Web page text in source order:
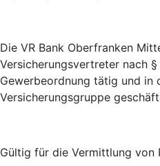
Die VR Bank Oberfranken
Versicherungsvertreter nach
Gewerbeordnung tätig und in
Versicherungsgruppe
Gültig für die Vermittlung von